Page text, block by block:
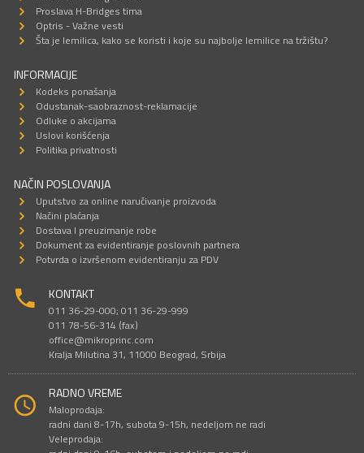
Proslava H-Bridges tima
Optris - Važne vesti
Šta je lemilica, kako se koristi i koje su najbolje lemilice na tržištu?
INFORMACIJE
Kodeks ponašanja
Odustanak-saobraznost-reklamacije
Odluke o akcijama
Uslovi korišćenja
Politika privatnosti
NAČIN POSLOVANJA
Uputstvo za online naručivanje proizvoda
Načini plaćanja
Dostava I preuzimanje robe
Dokument za evidentiranje poslovnih partnera
Potvrda o izvršenom evidentiranju za PDV
KONTAKT
011 36-29-000; 011 36-29-999
011 78-56-314 (fax)
office@mikroprinc.com
Kralja Milutina 31, 11000 Beograd, Srbija
RADNO VREME
Maloprodaja:
radni dani 8-17h, subota 9-15h, nedeljom ne radi
Veleprodaja: